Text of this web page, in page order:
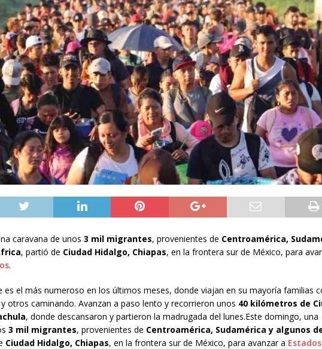
caravana de unos 3 mil migrantes, provenientes de Centroamérica,
, partió de Ciudad Hidalgo, Chiapas, en la frontera sur de México, para
.
es el más numeroso en los últimos meses, donde viajan en su mayoría familias
otros caminando. Avanzan a paso lento y recorrieron unos 40 kilómetros de
, donde descansaron y partieron la madrugada del lunes.Este domingo, una
3 mil migrantes, provenientes de Centroamérica, Sudamérica y algunos
Ciudad Hidalgo, Chiapas, en la frontera sur de México, para avanzar a Estados